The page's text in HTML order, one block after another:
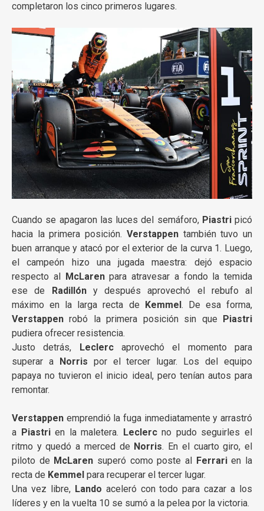
completaron los cinco primeros lugares.
Cuando se apagaron las luces del semáforo, Piastripicó
hacia la primera posición. Verstappentambién tuvo un
buen arranque y atacó por el exterior de la curva 1. Luego,
el campeón hizo una jugada maestra: dejó espacio
respecto al
McLarenpara atravesar a fondo la temida
ese de
Radillóny después aprovechó el rebufo al
máximo en la larga recta de
Kemmel . De esa forma,
Verstappen robó la primera posición sin que
Piastri
pudiera ofrecer resistencia.
Justo detrás,
Leclercaprovechó el momento para
superar a
Norris por el tercer lugar. Los del equipo
papaya no tuvieron el inicio ideal, pero tenían autos para
remontar.
Verstappen emprendió la fuga inmediatamente y arrastró
a Piastrien la maletera. Leclercno pudo seguirles el
ritmo y quedó a merced de Norris. En el cuarto giro, el
piloto de McLaren superó como poste al Ferrarien la
recta de Kemmel para recuperar el tercer lugar.
Una vez libre, Lando aceleró con todo para cazar a los
líderes y en la vuelta 10 se sumó a la pelea por la victoria.